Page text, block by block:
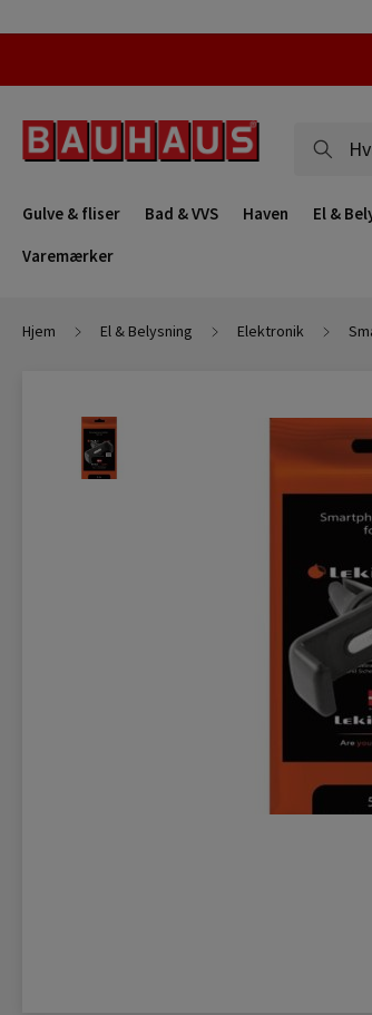
Gulve & fliser Bad & VVS Haven El &
Varemærker
Hjem El & Belysning Elektronik